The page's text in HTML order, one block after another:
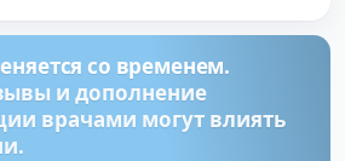
со временем.
и дополнение
врачами могут влиять